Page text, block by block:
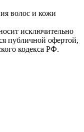
волос и кожи
исключительно
публичной офертой,
кодекса РФ.